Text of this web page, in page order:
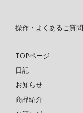
操作・よくあるご質問
TOPページ
日記
お知らせ
商品紹介